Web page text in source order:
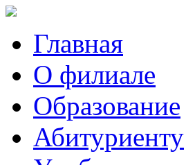
Главная
О филиале
Образование
Абитуриенту